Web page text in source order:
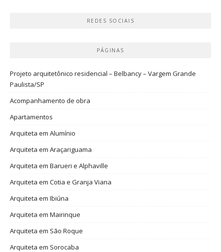
REDES SOCIAIS
PÁGINAS
Projeto arquitetônico residencial – Belbancy – Vargem Grande
Paulista/SP
Acompanhamento de obra
Apartamentos
Arquiteta em Alumínio
Arquiteta em Araçariguama
Arquiteta em Barueri e Alphaville
Arquiteta em Cotia e Granja Viana
Arquiteta em Ibiúna
Arquiteta em Mairinque
Arquiteta em São Roque
Arquiteta em Sorocaba